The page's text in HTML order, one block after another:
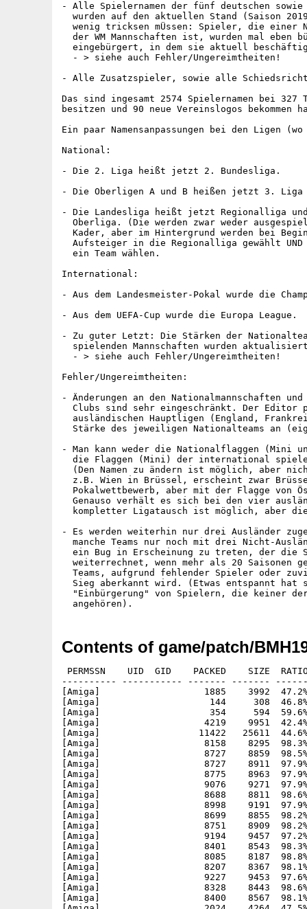
- Alle Spielernamen der fünf deutschen
wurden auf den aktuellen Stand (Saison
wenig tricksen mÜssen: Spieler, die einer
der WM Mannschaften ist, wurden mal eben
eingebürgert, in dem sie aktuell
  - > siehe auch Fehler/Ungereimtheiten!
- Alle Zusatzspieler, sowie alle
Das sind ingesamt 2574 Spielernamen bei 327
besitzen und 90 neue Vereinslogos
Ein paar Namensanpassungen bei den Ligen
National:
- Die 2. Liga heißt jetzt 2. Bundesliga.
- Die Oberligen A und B heißen jetzt 3. Liga
- Die Landesliga heißt jetzt Regionalliga und
Oberliga. (Die werden zwar weder
Kader, aber im Hintergrund werden bei
Aufsteiger in die Regionalliga gewählt
  ein Team wählen.
International:
- Aus dem Landesmeister-Pokal wurde die
- Aus dem UEFA-Cup wurde die Europa League.
- Zu guter Letzt: Die Stärken der
spielenden Mannschaften wurden
  - > siehe auch Fehler/Ungereimtheiten!
Fehler/Ungereimtheiten:
- Änderungen an den Nationalmannschaften
Clubs sind sehr eingeschränkt. Der Editor
ausländischen Hauptligen (England,
Stärke des jeweiligen Nationalteams an
- Man kann weder die Nationalflaggen (Mini
die Flaggen (Mini) der international
(Den Namen zu ändern ist möglich, aber
z.B. Wien in Brüssel, erscheint zwar
Pokalwettbewerb, aber mit der Flagge von
Genauso verhält es sich bei den vier
kompletter Ligatausch ist möglich, aber
- Es werden weiterhin nur drei Ausländer
manche Teams nur noch mit drei Nicht-
ein Bug in Erscheinung zu treten, der die
weiterrechnet, wenn mehr als 20 Saisonen
Teams, aufgrund fehlender Spieler oder
Sieg aberkannt wird. (Etwas entspannt hat
"Einbürgerung" von Spielern, die keiner
Contents of game/patch/
PERMSSN    UID  GID    PACKED    SIZE
---------- ----------- ------- -------
[Amiga]                   1885    3992  47.2% -
[Amiga]                    144     308  46.8% -
[Amiga]                    354     594  59.6% -
[Amiga]                   4219    9951  42.4%
[Amiga]                  11422   25611  44.6%
[Amiga]                   8158    8295  98.3% -
[Amiga]                   8727    8859  98.5% -
[Amiga]                   8727    8911  97.9% -
[Amiga]                   8775    8963  97.9% -
[Amiga]                   9076    9271  97.9% -
[Amiga]                   8688    8811  98.6% -
[Amiga]                   8998    9191  97.9% -
[Amiga]                   8699    8855  98.2% -
[Amiga]                   8751    8909  98.2% -
[Amiga]                   9194    9457  97.2% -
[Amiga]                   8401    8543  98.3% -
[Amiga]                   8085    8187  98.8% -
[Amiga]                   8207    8367  98.1% -
[Amiga]                   9227    9453  97.6% -
[Amiga]                   8328    8443  98.6% -
[Amiga]                   8400    8567  98.1% -